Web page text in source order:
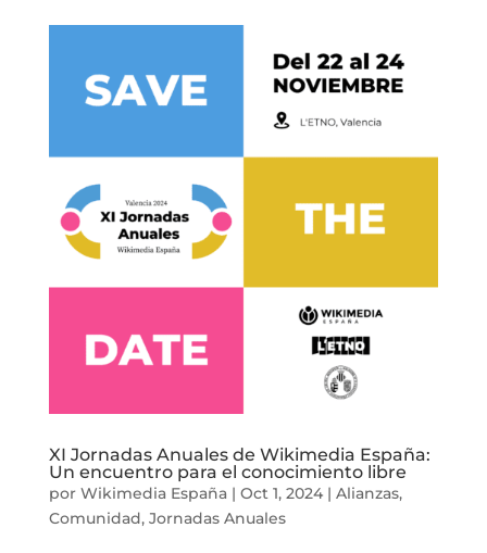
XI Jornadas Anuales de Wikimedia España:
Un encuentro para el conocimiento libre
por Wikimedia España| Oct 1, 2024| Alianzas,
Comunidad, Jornadas Anuales